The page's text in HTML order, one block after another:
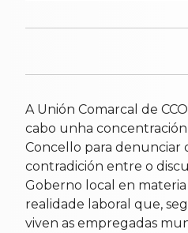
A Unión Comarcal de
cabo unha concentración
Concello para denunciar
contradición entre o
Goberno local en
realidade laboral que,
viven as empregadas